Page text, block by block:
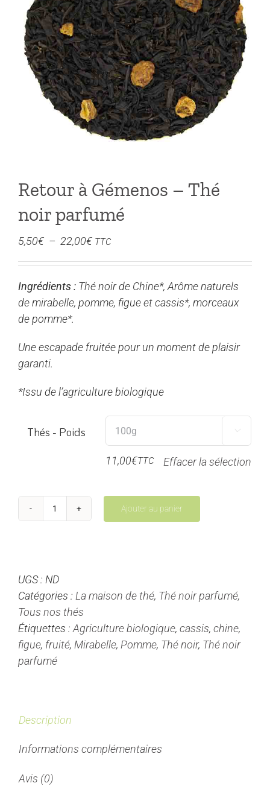
Retour à Gémenos – Thé
noir parfumé
5,50€ – 22,00€Plage
5,50€
à
TTC
Ingrédients : Thé noir de Chine*, Arôme naturels
de mirabelle, pomme, figue et cassis*, morceaux
de pomme*.
Une escapade fruitée pour un moment de plaisir
garanti.
*Issu de l’agriculture biologique
Thés - Poids 
11,00€TTC Effacer la sélection
quantité
Gémenos
-
Thé
noir
parfumé
Ajouter au panier
UGS : ND
Catégories : La maison de thé, Thé noir parfumé,
Tous nos thés
Étiquettes : Agriculture biologique, cassis, chine,
figue, fruité, Mirabelle, Pomme, Thé noir, Thé noir
parfumé
Description
Informations complémentaires
Avis (0)